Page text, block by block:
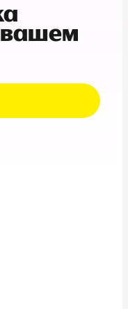
вашем